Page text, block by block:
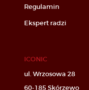
Regulamin
Ekspert radzi
ICONIC
ul. Wrzosowa 28
60-185 Skórzewo